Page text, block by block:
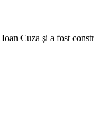
Cuza şi a fost